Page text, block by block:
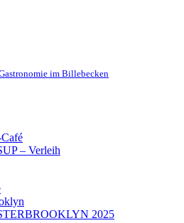
im Billebecken
– Verleih
2025